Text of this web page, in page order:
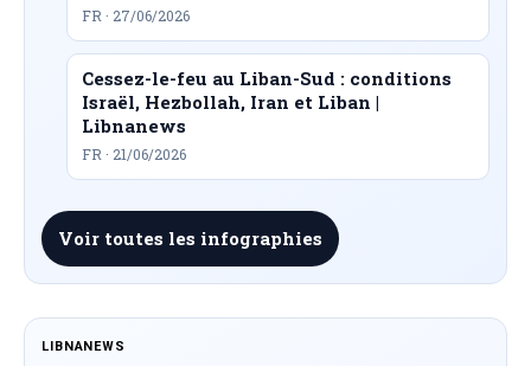
FR · 27/06/2026
Cessez-le-feu au Liban-Sud : conditions
Israël, Hezbollah, Iran et Liban |
Libnanews
FR · 21/06/2026
Voir toutes les infographies
LIBNANEWS